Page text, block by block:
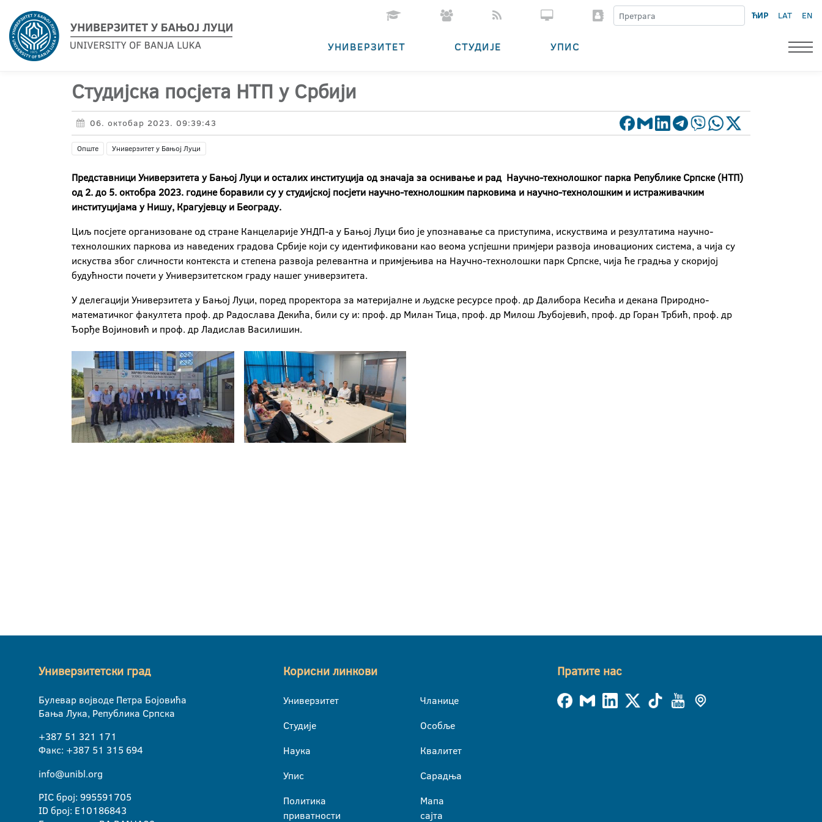
ЋИР LAT EN
УНИВЕРЗИТЕТ СТУДИЈЕ УПИС
Студијска посјета НТП у Србији
06. октобар 2023. 09:39:43
Опште Универзитет у Бањој Луци
Представници Универзитета у Бањој Луци и осталих институција од значаја за оснивање и рад Научно-технолошког парка Републике Српске (НТП)
од 2. до 5. октобра 2023. године боравили су у студијској посјети научно-технолошким парковима и научно-технолошким и истраживачким
институцијама у Нишу, Крагујевцу и Београду.
Циљ посјете организоване од стране Канцеларије УНДП-а у Бањој Луци био је упознавање са приступима, искуствима и резултатима научно-
технолошких паркова из наведених градова Србије који су идентификовани као веома успјешни примјери развоја иновационих система, а чија су
искуства због сличности контекста и степена развоја релевантна и примјењива на Научно-технолошки парк Српске, чија ће градња у скоријој
будућности почети у Универзитетском граду нашег универзитета.
У делегацији Универзитета у Бањој Луци, поред проректора за материјалне и људске ресурсе проф. др Далибора Кесића и декана Природно-
математичког факултета проф. др Радослава Декића, били су и: проф. др Милан Тица, проф. др Милош Љубојевић, проф. др Горан Трбић, проф. др
Ђорђе Војиновић и проф. др Ладислав Василишин.
Универзитетски град
Булевар војводе Петра Бојовића
Бања Лука, Република Српска
+387 51 321 171
Факс: +387 51 315 694
info@unibl.org
PIC број: 995591705
ID број: E10186843
Корисни линкови
Универзитет
Студије
Наука
Упис
Политика
приватности
Чланице
Особље
Квалитет
Сарадња
Мапа
сајта
Пратите нас